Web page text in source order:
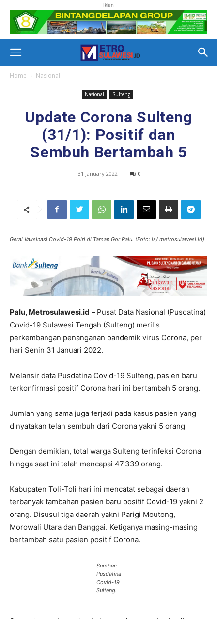
Iklan
Home Nasional
Nasional Sulteng
Update Corona Sulteng
(31/1): Positif dan
Sembuh Bertambah 5
31 January 2022 0
Gerai Vaksinasi Covid-19 Polri di Taman Gor Palu. (Foto: is/ metrosulawesi.id)
Palu, Metrosulawesi.id – Pusat Data Nasional (Pusdatina)
Covid-19 Sulawesi Tengah (Sulteng) merilis
perkembangan penanganan pandemik virus Corona, per
hari Senin 31 Januari 2022.
Melansir data Pusdatina Covid-19 Sulteng, pasien baru
terkonfirmasi positif Corona hari ini bertambah 5 orang.
Jumlah yang sama juga terjadi pada kasus pasien yang
dinyatakan telah sembuh dari Corona yakni 5 orang,
Dengan demikian, total warga Sulteng terinfeksi Corona
hingga saat ini telah mencapai 47.339 orang.
Kabupaten Toli-Toli hari ini mencatat sebagai daerah
terbanyak tambahan pasien baru positif Covid-19 yakni 2
orang. Disusul tiga daerah yakni Parigi Moutong,
Morowali Utara dan Banggai. Ketiganya masing-masing
bertambah satu pasien positif Corona.
Sumber:
Pusdatina
Covid-19
Sulteng.